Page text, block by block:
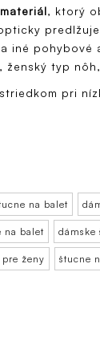
, ktorý
iné pohybové
typ
pri
na balet
na balet dámske
ženy štucne